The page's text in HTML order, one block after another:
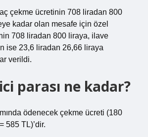
çekme ücretinin 708 liradan 800
kadar olan mesafe için özel
708 liradan 800 liraya, ilave
ise 23,6 liradan 26,66 liraya
verildi.
parası ne kadar?
ödenecek çekme ücreti (180
585 TL)’dir.